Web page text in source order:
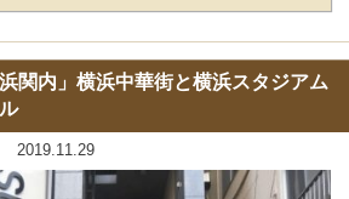
関内」横浜中華街と横浜スタジアム
2019.11.29